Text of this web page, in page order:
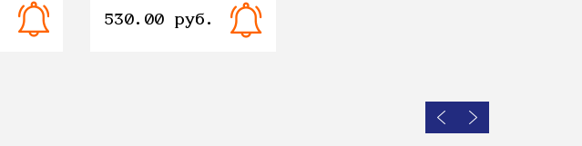
530.00 руб.